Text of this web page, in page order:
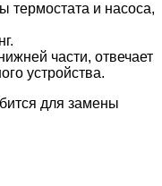
термостата и насоса,
части, отвечает
устройства.
для замены